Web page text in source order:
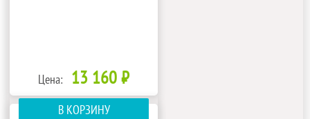
Цена: 13 160 ₽
В КОРЗИНУ